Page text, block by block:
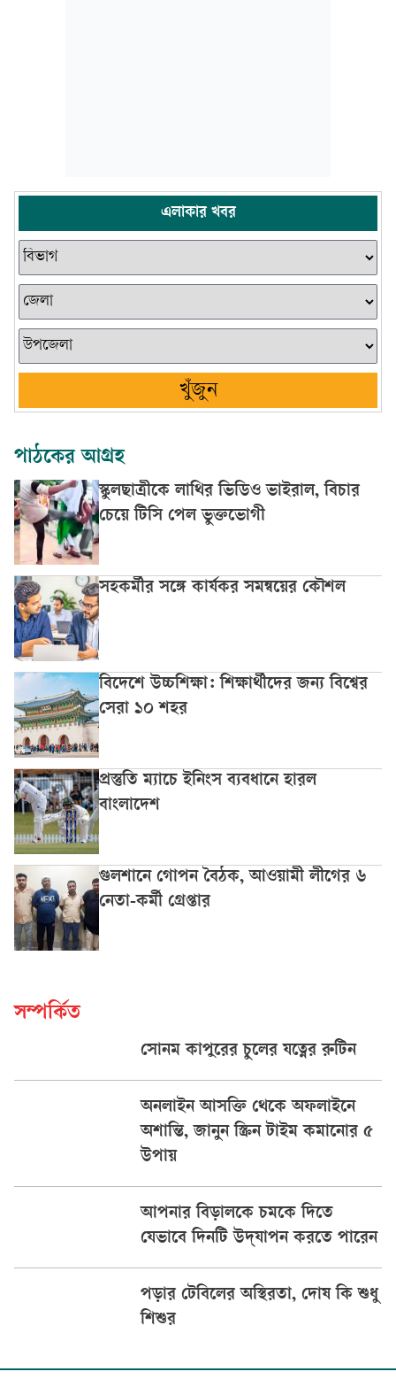
এলাকার খবর
খুঁজুন
পাঠকের আগ্রহ
স্কুলছাত্রীকে লাথির ভিডিও ভাইরাল, বিচার
চেয়ে টিসি পেল ভুক্তভোগী
সহকর্মীর সঙ্গে কার্যকর সমন্বয়ের কৌশল
বিদেশে উচ্চশিক্ষা: শিক্ষার্থীদের জন্য বিশ্বের
সেরা ১০ শহর
প্রস্তুতি ম্যাচে ইনিংস ব্যবধানে হারল
বাংলাদেশ
গুলশানে গোপন বৈঠক, আওয়ামী লীগের ৬
নেতা-কর্মী গ্রেপ্তার
সম্পর্কিত
সোনম কাপুরের চুলের যত্নের রুটিন
অনলাইন আসক্তি থেকে অফলাইনে
অশান্তি, জানুন স্ক্রিন টাইম কমানোর ৫
উপায়
আপনার বিড়ালকে চমকে দিতে
যেভাবে দিনটি উদ্‌যাপন করতে পারেন
পড়ার টেবিলের অস্থিরতা, দোষ কি শুধু
শিশুর